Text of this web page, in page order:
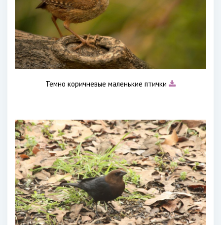
Темно коричневые маленькие птички